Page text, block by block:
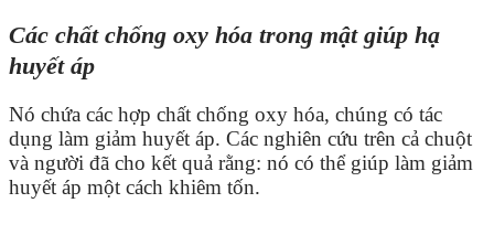
Các chất chống oxy hóa trong mật giúp hạ
huyết áp
Nó chứa các hợp chất chống oxy hóa, chúng có tác
dụng làm giảm huyết áp. Các nghiên cứu trên cả chuột
và người đã cho kết quả rằng: nó có thể giúp làm giảm
huyết áp một cách khiêm tốn.